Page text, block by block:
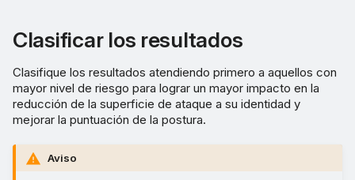
Clasificar los resultados
Clasifique los resultados atendiendo primero a aquellos con
mayor nivel de riesgo para lograr un mayor impacto en la
reducción de la superficie de ataque a su identidad y
mejorar la puntuación de la postura.
Aviso